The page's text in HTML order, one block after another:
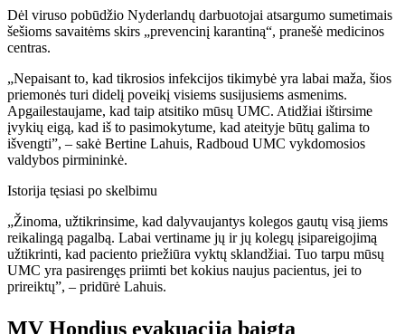
Dėl viruso pobūdžio Nyderlandų darbuotojai atsargumo sumetimais
šešioms savaitėms skirs „prevencinį karantiną“, pranešė medicinos
centras.
„Nepaisant to, kad tikrosios infekcijos tikimybė yra labai maža, šios
priemonės turi didelį poveikį visiems susijusiems asmenims.
Apgailestaujame, kad taip atsitiko mūsų UMC. Atidžiai ištirsime
įvykių eigą, kad iš to pasimokytume, kad ateityje būtų galima to
išvengti”, – sakė Bertine Lahuis, Radboud UMC vykdomosios
valdybos pirmininkė.
Istorija tęsiasi po skelbimu
„Žinoma, užtikrinsime, kad dalyvaujantys kolegos gautų visą jiems
reikalingą pagalbą. Labai vertiname jų ir jų kolegų įsipareigojimą
užtikrinti, kad paciento priežiūra vyktų sklandžiai. Tuo tarpu mūsų
UMC yra pasirengęs priimti bet kokius naujus pacientus, jei to
prireiktų”, – pridūrė Lahuis.
MV Hondius evakuacija baigta